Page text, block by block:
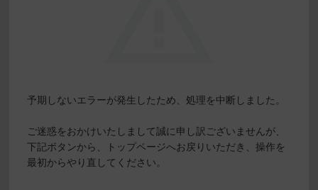
予期しないエラーが発生したため、処理を中断しました。
ご迷惑をおかけいたしまして誠に申し訳ございませんが、
下記ボタンから、トップページへお戻りいただき、操作を
最初からやり直してください。